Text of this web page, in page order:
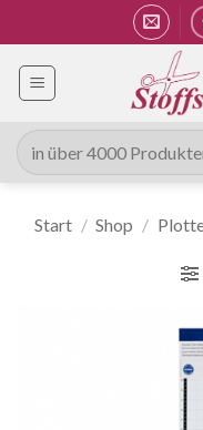
Inhalt
springen
Suche
nach:
Start / Shop /